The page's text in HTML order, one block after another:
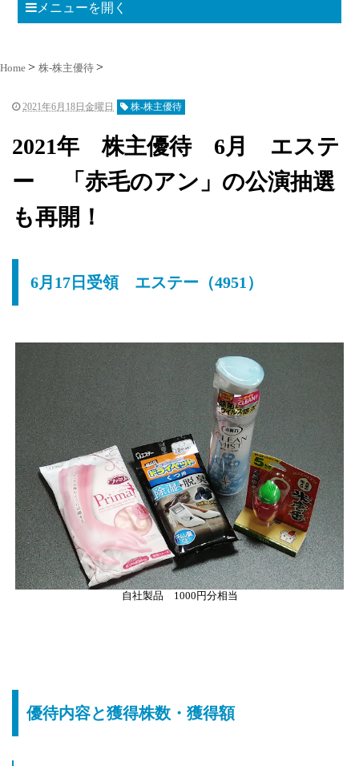
メニューを開く
Home 株-株主優待
2021年6月18日金曜日 株-株主優待
2021年 株主優待 6月 エステ
ー 「赤毛のアン」の公演抽選
も再開！
6月17日受領 エステー（4951）
自社製品 1000円分相当
優待内容と獲得株数・獲得額